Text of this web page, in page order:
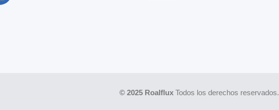
© 2025 Roalflux Todos los derechos reservados.